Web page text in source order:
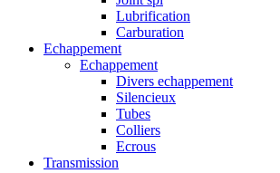
Lubrification
Carburation
Echappement
Echappement
Divers echappement
Silencieux
Tubes
Colliers
Ecrous
Transmission